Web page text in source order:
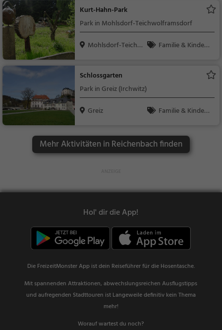
Kurt-Hahn-Park
Park in Mohlsdorf-Teichwolframsdorf
Mohlsdorf-Teichw
Familie & Kinder,
Schlossgarten
Park in Greiz (Irchwitz)
Greiz
Familie & Kinder,
Mehr Aktivitäten in Reichenbach finden
Hol' dir die App!
Die FreizeitMonster App ist dein Reiseführer für die Hosentasche.
Mit spannenden Attraktionen, abwechslungsreichen Ausflugstipps
und aufregenden Stadttouren ist Langeweile definitiv kein Thema
mehr!
Worauf wartest du noch?